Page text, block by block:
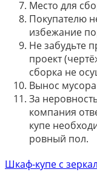
Место для
Покупателю
избежание
Не забудьте
проект
сборка не
Вынос
За
компания
купе
ровный пол.
Шкаф-купе с